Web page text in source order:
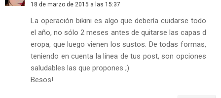
18 de marzo de 2015 a las 15:37
La operación bikini es algo que debería cuidarse todo
el año, no sólo 2 meses antes de quitarse las capas d
eropa, que luego vienen los sustos. De todas formas,
teniendo en cuenta la línea de tus post, son opciones
saludables las que propones ;)
Besos!